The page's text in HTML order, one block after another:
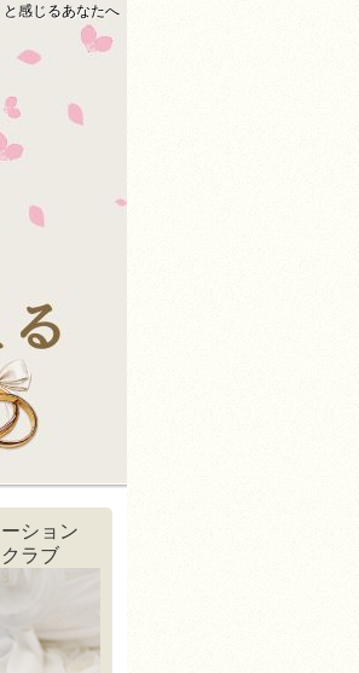
と感じるあなたへ
ション
クラブ